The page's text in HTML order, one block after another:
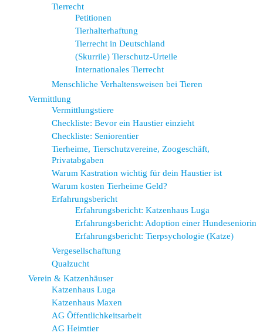
Tierrecht
Petitionen
Tierhalterhaftung
Tierrecht in Deutschland
(Skurrile) Tierschutz-Urteile
Internationales Tierrecht
Menschliche Verhaltensweisen bei Tieren
Vermittlung
Vermittlungstiere
Checkliste: Bevor ein Haustier einzieht
Checkliste: Seniorentier
Tierheime, Tierschutzvereine, Zoogeschäft,
Privatabgaben
Warum Kastration wichtig für dein Haustier ist
Warum kosten Tierheime Geld?
Erfahrungsbericht
Erfahrungsbericht: Katzenhaus Luga
Erfahrungsbericht: Adoption einer Hundeseniorin
Erfahrungsbericht: Tierpsychologie (Katze)
Vergesellschaftung
Qualzucht
Verein & Katzenhäuser
Katzenhaus Luga
Katzenhaus Maxen
AG Öffentlichkeitsarbeit
AG Heimtier